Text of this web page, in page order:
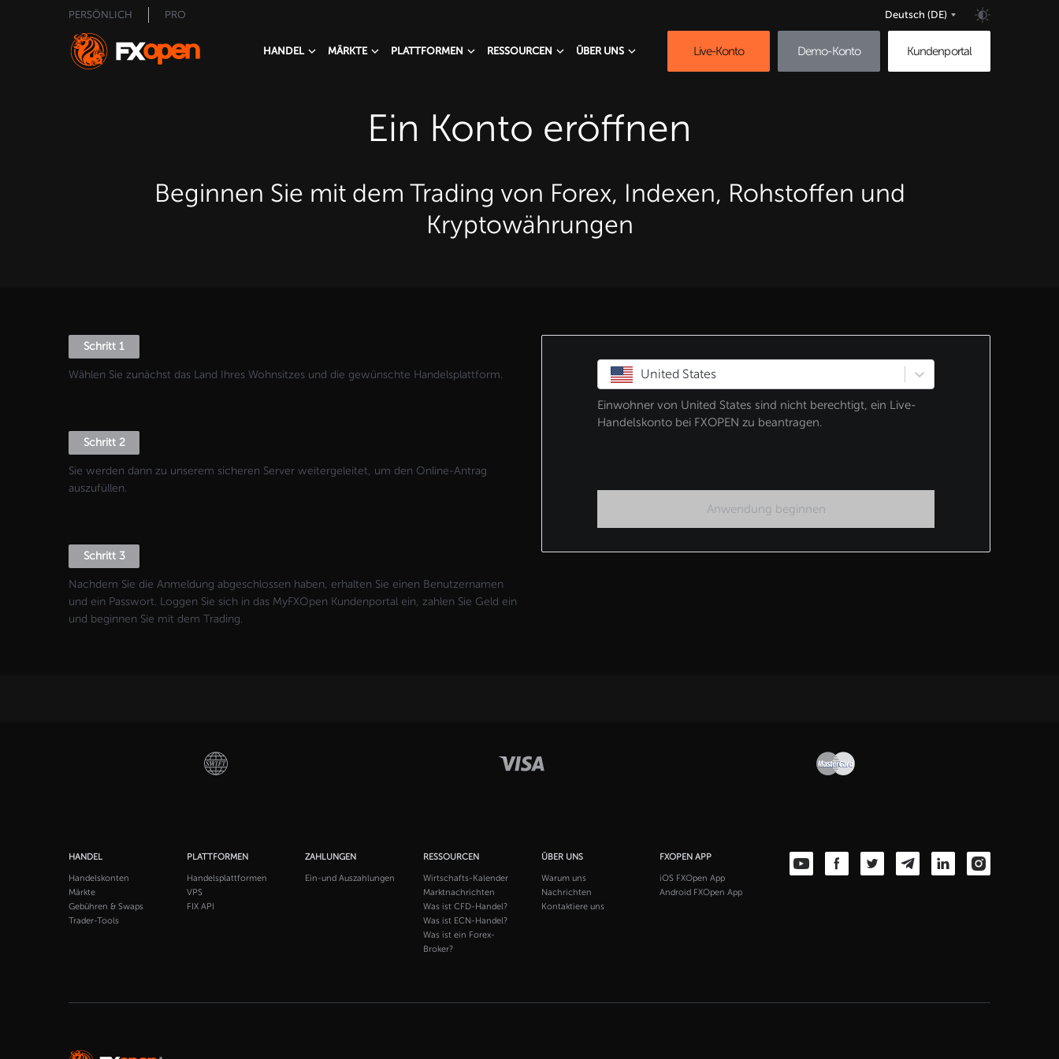
PERSÖNLICH PRO Deutsch (DE)
HANDEL MÄRKTE PLATTFORMEN RESSOURCEN ÜBER UNS Live-Konto Demo-Konto Kundenportal
Ein Konto eröffnen
Beginnen Sie mit dem Trading von Forex, Indexen, Rohstoffen und
Kryptowährungen
Schritt 1
Wählen Sie zunächst das Land Ihres Wohnsitzes und die gewünschte Handelsplattform.
Schritt 2
Sie werden dann zu unserem sicheren Server weitergeleitet, um den Online-Antrag
auszufüllen.
Schritt 3
Nachdem Sie die Anmeldung abgeschlossen haben, erhalten Sie einen Benutzernamen
und ein Passwort. Loggen Sie sich in das MyFXOpen Kundenportal ein, zahlen Sie Geld ein
und beginnen Sie mit dem Trading.
United States
Einwohner von United States sind nicht berechtigt, ein Live-
Handelskonto bei FXOPEN zu beantragen.
Anwendung beginnen
HANDEL
Handelskonten
Märkte
Gebühren & Swaps
Trader-Tools
PLATTFORMEN
Handelsplattformen
VPS
FIX API
ZAHLUNGEN
Ein-und Auszahlungen
RESSOURCEN
Wirtschafts-Kalender
Marktnachrichten
Was ist CFD-Handel?
Was ist ECN-Handel?
Was ist ein Forex-
Broker?
ÜBER UNS
Warum uns
Nachrichten
Kontaktiere uns
FXOPEN APP
iOS FXOpen App
Android FXOpen App